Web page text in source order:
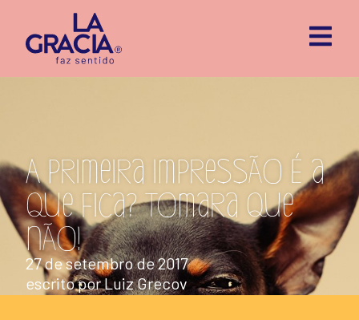
A primeira impressão é a
que fica? Tomara que
não!
27 de setembro de 2017
escrito porLuiz Grecov